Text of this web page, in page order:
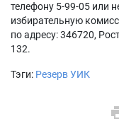
телефону 5-99-05 или
избирательную
по адресу: 346720,
132.
Тэги: Резерв УИК